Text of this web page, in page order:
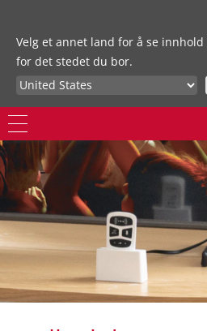
Velg et annet land for å se
for det stedet du bor.